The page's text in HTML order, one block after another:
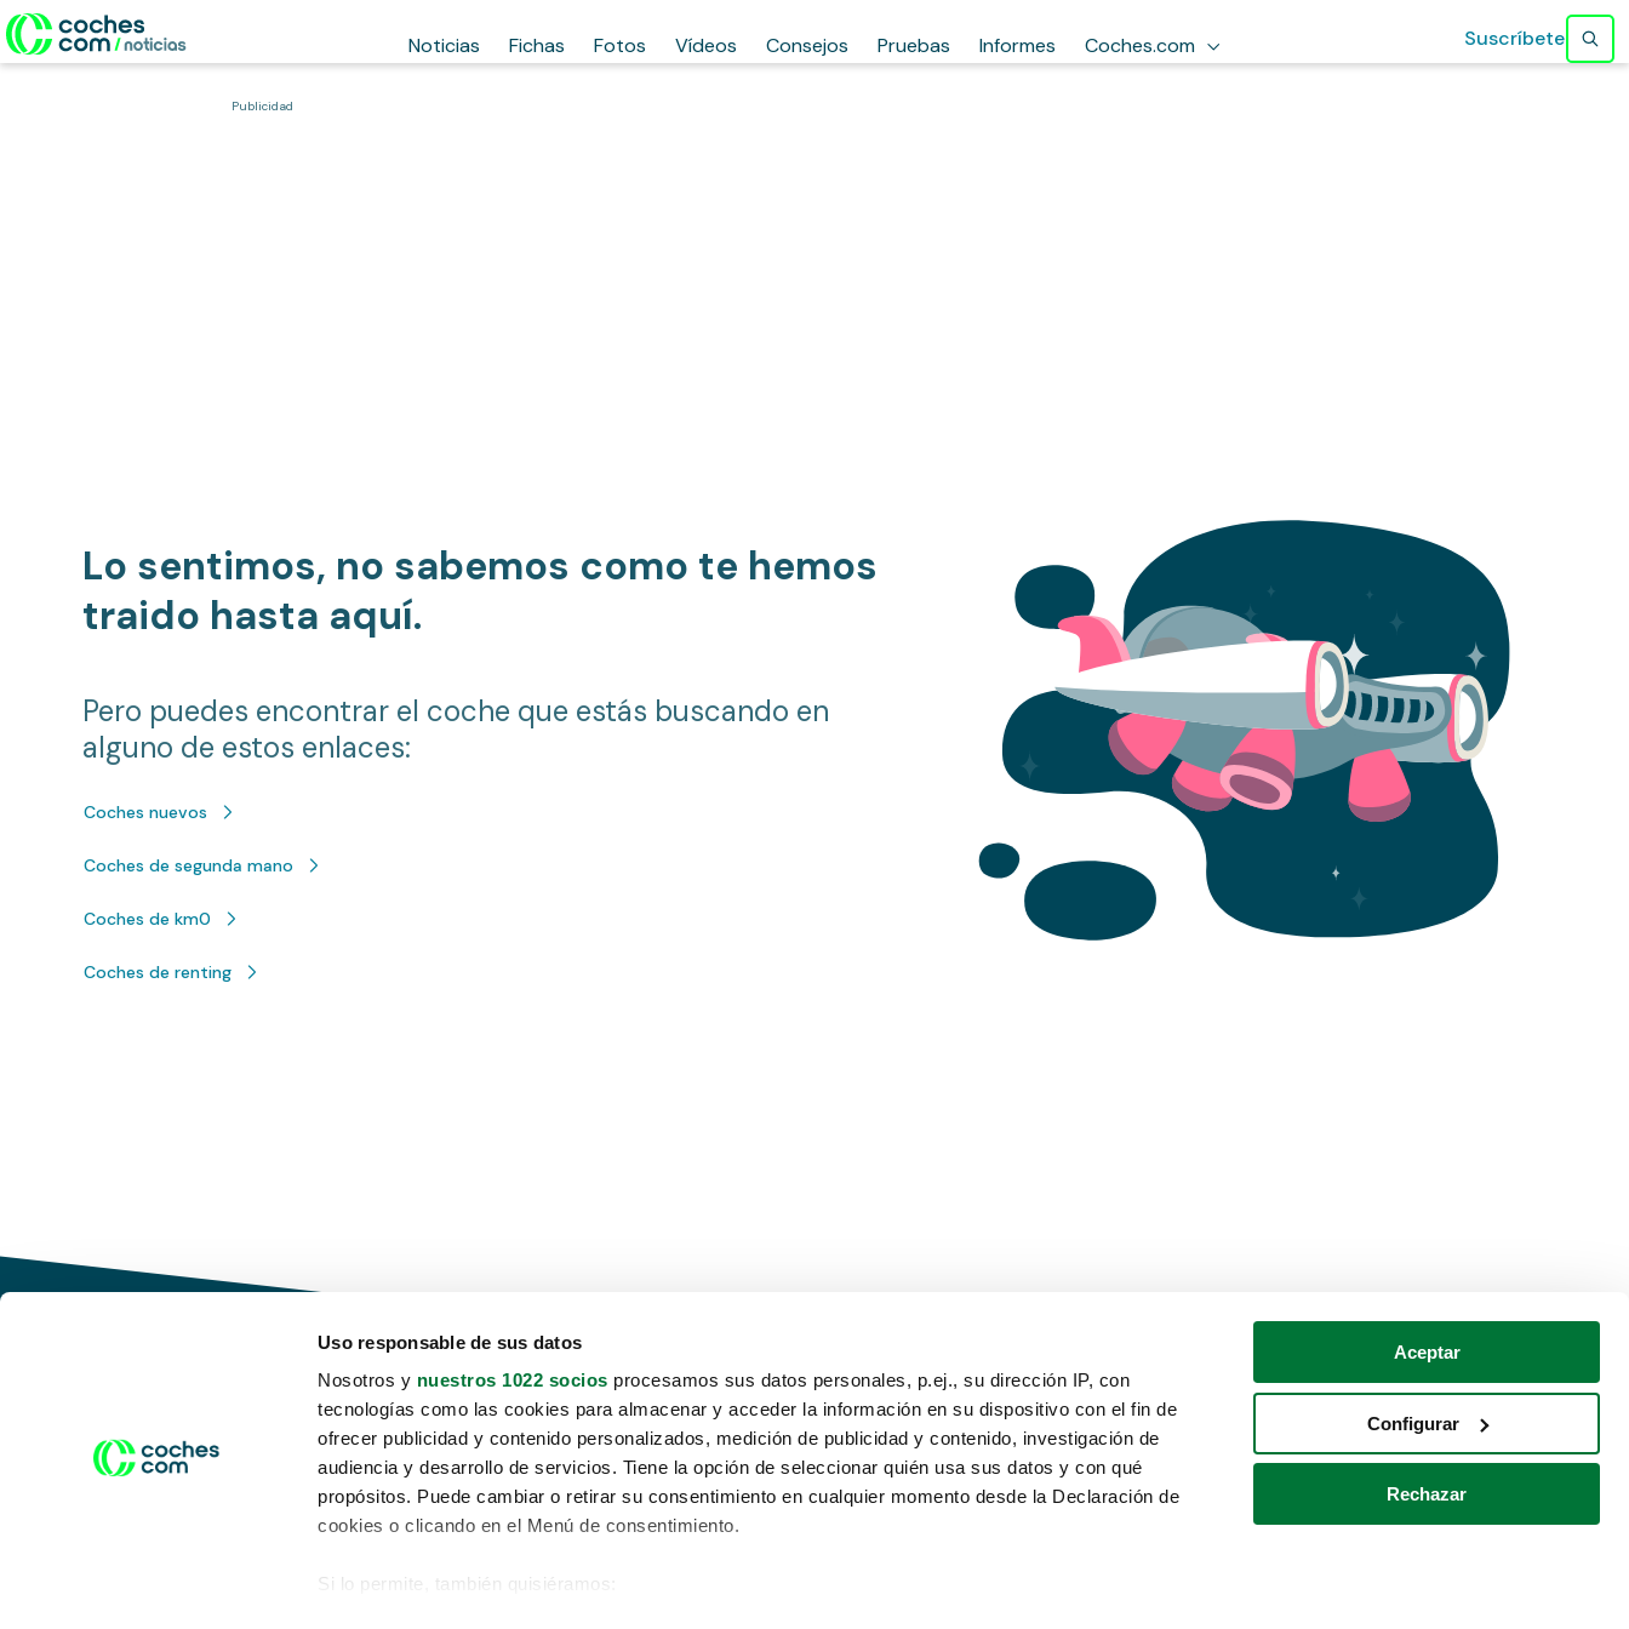
Uso responsable de sus datos
Nosotros y nuestros 1022 socios procesamos sus datos personales, p.ej., su dirección IP, con
tecnologías como las cookies para almacenar y acceder la información en su dispositivo con el fin de
ofrecer publicidad y contenido personalizados, medición de publicidad y contenido, investigación de
audiencia y desarrollo de servicios. Tiene la opción de seleccionar quién usa sus datos y con qué
propósitos. Puede cambiar o retirar su consentimiento en cualquier momento desde la Declaración de
cookies o clicando en el Menú de consentimiento.
Si lo permite, también quisiéramos:
Aceptar
Configurar
Rechazar
Noticias Fichas Fotos Vídeos Consejos Pruebas Informes Coches.com Suscríbete
Publicidad
Lo sentimos, no sabemos como te hemos
traido hasta aquí.
Pero puedes encontrar el coche que estás buscando en
alguno de estos enlaces:
Coches nuevos
Coches de segunda mano
Coches de km0
Coches de renting
Conduce tu futuro,
desata tu movilidad